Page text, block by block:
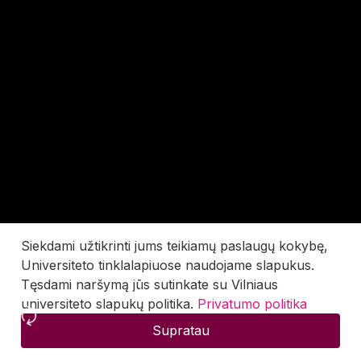
Siekdami užtikrinti jums teikiamų paslaugų kokybę,
Universiteto tinklalapiuose naudojame slapukus.
Tęsdami naršymą jūs sutinkate su Vilniaus
universiteto slapukų politika. Privatumo politika
Supratau